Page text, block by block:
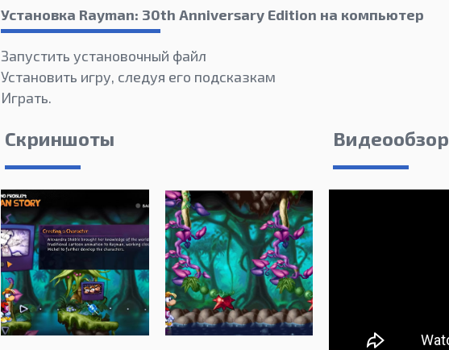
Установка Rayman: 30th Anniversary Edition на компьютер
Запустить установочный файл
Установить игру, следуя его подсказкам
Играть.
Скриншоты Видеообзор